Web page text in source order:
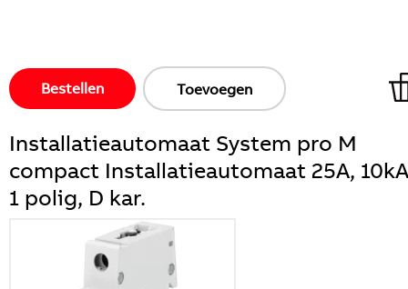
Bestellen Toevoegen
Installatieautomaat System pro M
compact Installatieautomaat 25A,
1 polig, D kar.